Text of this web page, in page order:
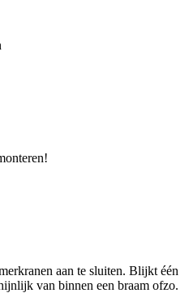
aan te sluiten. Blijkt één
van binnen een braam ofzo.